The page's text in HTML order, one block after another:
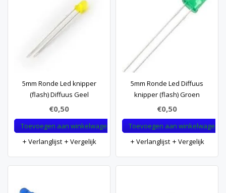
5mm Ronde Led knipper
(flash) Diffuus Geel
€0,50
Toevoegen aan winkelwagen
Verlanglijst
Vergelijk
5mm Ronde Led Diffuus
knipper (flash) Groen
€0,50
Toevoegen aan winkelwagen
Verlanglijst
Vergelijk